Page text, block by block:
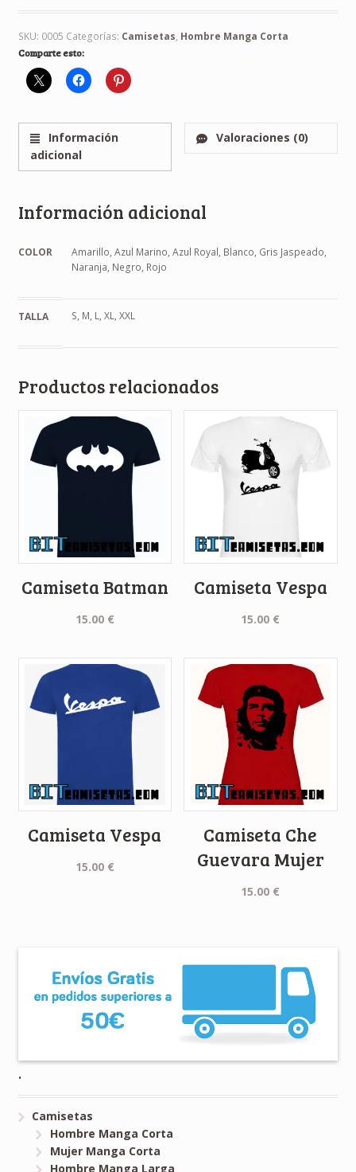
SKU: 0005 Categorías: Camisetas, Hombre Manga Corta
Comparte esto:
Información
adicional
Valoraciones (0)
Información adicional
COLOR
Amarillo, Azul Marino, Azul Royal, Blanco, Gris Jaspeado,
Naranja, Negro, Rojo
TALLA S, M, L, XL, XXL
Productos relacionados
Camiseta Batman
15.00 €
Camiseta Vespa
15.00 €
Camiseta Vespa
15.00 €
Camiseta Che
Guevara Mujer
15.00 €
.
Camisetas
Hombre Manga Corta
Mujer Manga Corta
Hombre Manga Larga